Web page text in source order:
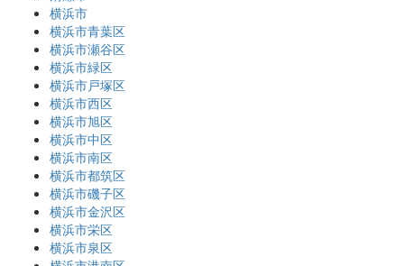
横浜市
横浜市青葉区
横浜市瀬谷区
横浜市緑区
横浜市戸塚区
横浜市西区
横浜市旭区
横浜市中区
横浜市南区
横浜市都筑区
横浜市磯子区
横浜市金沢区
横浜市栄区
横浜市泉区